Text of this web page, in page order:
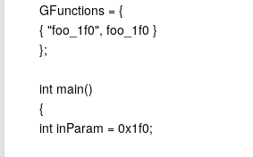
GFunctions = {
{ "foo_1f0", foo_1f0 }
};
int main()
{
int inParam = 0x1f0;